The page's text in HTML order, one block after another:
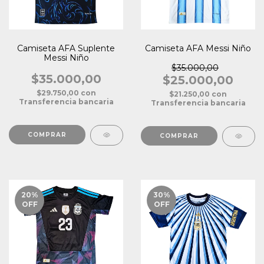
Camiseta AFA Suplente
Messi Niño
$35.000,00
$29.750,00 con
Transferencia bancaria
COMPRAR
Camiseta AFA Messi Niño
$35.000,00
$25.000,00
$21.250,00 con
Transferencia bancaria
COMPRAR
20%
OFF
30%
OFF